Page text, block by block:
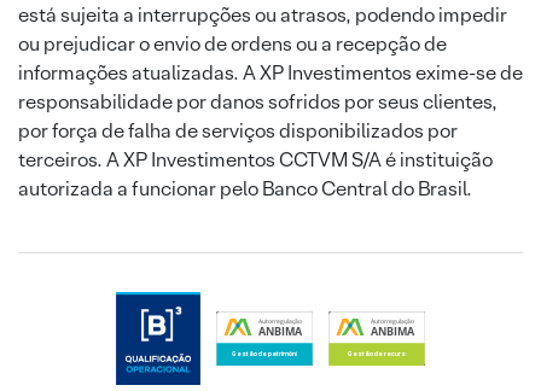
está sujeita a interrupções ou atrasos, podendo impedir
ou prejudicar o envio de ordens ou a recepção de
informações atualizadas. A XP Investimentos exime-se de
responsabilidade por danos sofridos por seus clientes,
por força de falha de serviços disponibilizados por
terceiros. A XP Investimentos CCTVM S/A é instituição
autorizada a funcionar pelo Banco Central do Brasil.